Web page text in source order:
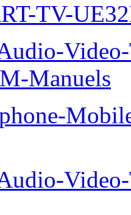
TV-
Manuels